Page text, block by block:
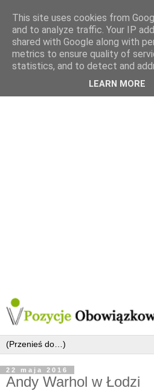
22 maja 2016
Andy Warhol w Łodzi
This site uses cookies from
and to analyze traffic. Your IP
shared with Google along with
metrics to ensure quality of
statistics, and to detect and
LEARN MORE